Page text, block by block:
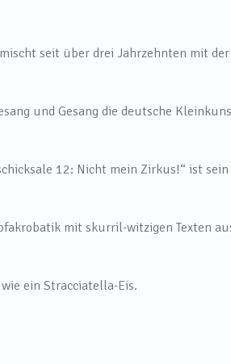
seit über drei Jahrzehnten mit
und Gesang die deutsche
12: Nicht mein Zirkus!“ ist
mit skurril-witzigen Texten
ein Stracciatella-Eis.